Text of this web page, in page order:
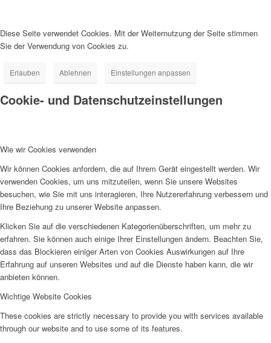
Diese Seite verwendet Cookies. Mit der Weiternutzung der Seite stimmen
Sie der Verwendung von Cookies zu.
Erlauben Ablehnen Einstellungen anpassen
Cookie- und Datenschutzeinstellungen
Wie wir Cookies verwenden
Wir können Cookies anfordern, die auf Ihrem Gerät eingestellt werden. Wir
verwenden Cookies, um uns mitzuteilen, wenn Sie unsere Websites
besuchen, wie Sie mit uns interagieren, Ihre Nutzererfahrung verbessern und
Ihre Beziehung zu unserer Website anpassen.
Klicken Sie auf die verschiedenen Kategorienüberschriften, um mehr zu
erfahren. Sie können auch einige Ihrer Einstellungen ändern. Beachten Sie,
dass das Blockieren einiger Arten von Cookies Auswirkungen auf Ihre
Erfahrung auf unseren Websites und auf die Dienste haben kann, die wir
anbieten können.
Wichtige Website Cookies
These cookies are strictly necessary to provide you with services available
through our website and to use some of its features.